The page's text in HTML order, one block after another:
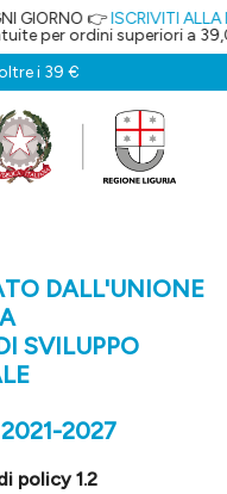
GIORNO 👉ISCRIVITI ALLA
per ordini superiori a
i 39 €
DALL'UNIONE
SVILUPPO
2021-2027
policy 1.2